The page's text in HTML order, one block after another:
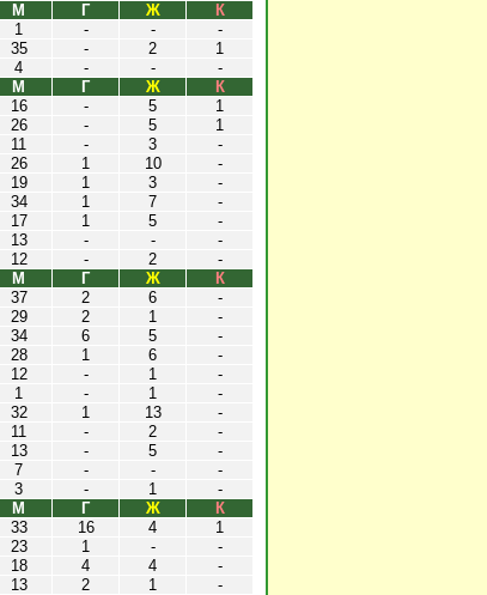
М Г Ж
К
1 - -
-
35 - 2
1
4 - -
-
М Г Ж
К
16 - 5
1
26 - 5
1
11 - 3
-
26 1 10
-
19 1 3
-
34 1 7
-
17 1 5
-
13 - -
-
12 - 2
-
М Г Ж
К
37 2 6
-
29 2 1
-
34 6 5
-
28 1 6
-
12 - 1
-
1 - 1
-
32 1 13
-
11 - 2
-
13 - 5
-
7 - -
-
3 - 1
-
М Г Ж
К
33 16 4
1
23 1 -
-
18 4 4
-
13 2 1 -